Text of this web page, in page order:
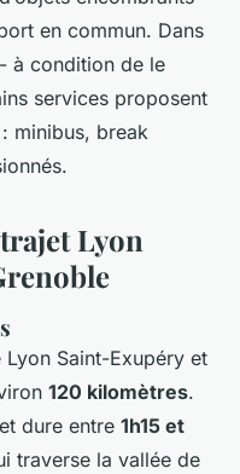
en commun. Dans
à condition de le
services proposent
: minibus, break
Lyon
Lyon Saint-Exupéry et
120 kilomètres.
dure entre 1h15 et
traverse la vallée de